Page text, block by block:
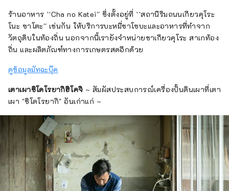
ร้านอาหาร ``Cha no Katei'' ซึ่งตั้งอยู่ที่ ``สถานีริมถนนเกียวคุโระ
โนะ ซาโตะ'' เช่นกัน ให้บริการบะหมี่ชาโซบะและอาหารที่ทำจาก
วัตถุดิบในท้องถิ่น นอกจากนี้เรายังจำหน่ายชาเกียวคุโระ สาเกท้อง
ถิ่น และผลิตภัณฑ์ทางการเกษตรสดอีกด้วย
ดูข้อมูลมัทฉะบุ๊ค
เตาเผาชิโดโรยากิฮิโคจิ ~ สัมผัสประสบการณ์เครื่องปั้นดินเผาที่เตา
เผา "ชิโดโรยากิ" อันเก่าแก่ ~